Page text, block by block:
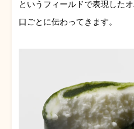
というフィールドで表現した
口ごとに伝わってきます。